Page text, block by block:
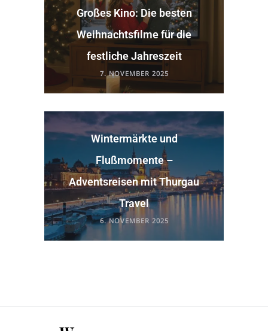
Großes Kino: Die besten
Weihnachtsfilme für die
festliche Jahreszeit
7. NOVEMBER 2025
Wintermärkte und
Flußmomente –
Adventsreisen mit Thurgau
Travel
6. NOVEMBER 2025